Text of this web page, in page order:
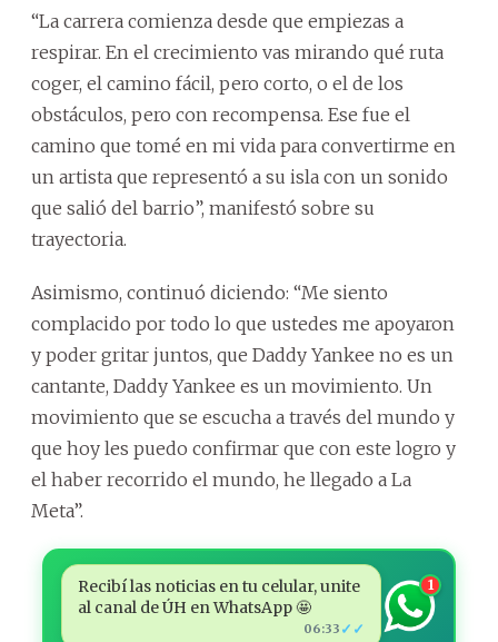
“La carrera comienza desde que empiezas a
respirar. En el crecimiento vas mirando qué ruta
coger, el camino fácil, pero corto, o el de los
obstáculos, pero con recompensa. Ese fue el
camino que tomé en mi vida para convertirme en
un artista que representó a su isla con un sonido
que salió del barrio”, manifestó sobre su
trayectoria.
Asimismo, continuó diciendo: “Me siento
complacido por todo lo que ustedes me apoyaron
y poder gritar juntos, que Daddy Yankee no es un
cantante, Daddy Yankee es un movimiento. Un
movimiento que se escucha a través del mundo y
que hoy les puedo confirmar que con este logro y
el haber recorrido el mundo, he llegado a La
Meta”.
Recibí las noticias en tu celular, unite
al canal de ÚH en WhatsApp 🤩
06:33 ✓✓
1